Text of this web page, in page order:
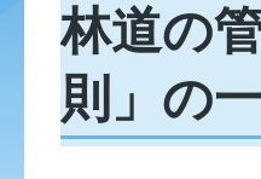
林道の
則」の